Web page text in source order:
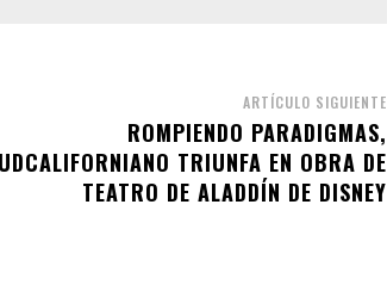
ARTÍCULO SIGUIENTE
ROMPIENDO PARADIGMAS,
TRIUNFA EN OBRA DE
TEATRO DE ALADDÍN DE DISNEY